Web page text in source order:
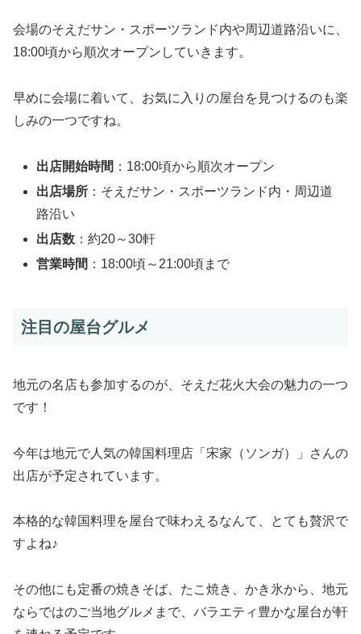
会場のそえだサン・スポーツランド内や周辺道路沿いに、
18:00頃から順次オープンしていきます。
早めに会場に着いて、お気に入りの屋台を見つけるのも楽
しみの一つですね。
出店開始時間 ：18:00頃から順次オープン
出店場所 ：そえだサン・スポーツランド内・周辺道
路沿い
出店数 ：約20～30軒
営業時間 ：18:00頃～21:00頃まで
注目の屋台グルメ
地元の名店も参加するのが、そえだ花火大会の魅力の一つ
です！
今年は地元で人気の韓国料理店「宋家（ソンガ）」さんの
出店が予定されています。
本格的な韓国料理を屋台で味わえるなんて、とても贅沢で
すよね♪
その他にも定番の焼きそば、たこ焼き、かき氷から、地元
ならではのご当地グルメまで、バラエティ豊かな屋台が軒